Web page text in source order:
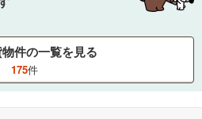
件の一覧を見る
175件